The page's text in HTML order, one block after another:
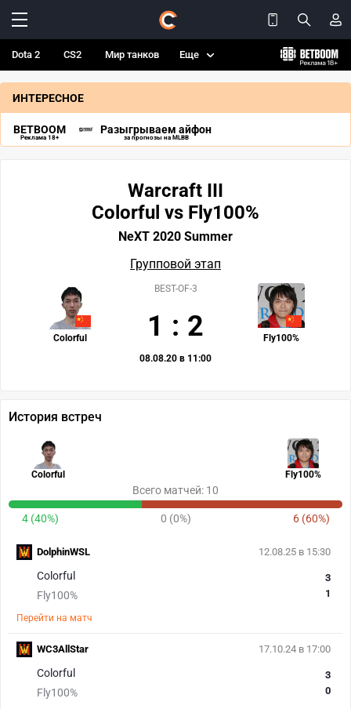
Dota 2 CS2 Мир танков Еще
ИНТЕРЕСНОЕ
BETBOOM
Реклама 18+
Разыгрываем айфон
за прогнозы на MLBB
Warcraft III
Colorful vs Fly100%
NeXT 2020 Summer
Групповой этап
Colorful Fly100%
BEST-OF-3
1 : 2
08.08.20 в 11:00
История встреч
Colorful Fly100%
Всего матчей: 10
4 (40%) 0 (0%) 6 (60%)
12.08.25 в 15:30
Colorful
Fly100%
3
1
Перейти на матч
DolphinWSL
17.10.24 в 17:00
Colorful
Fly100%
3
0
WC3AllStar